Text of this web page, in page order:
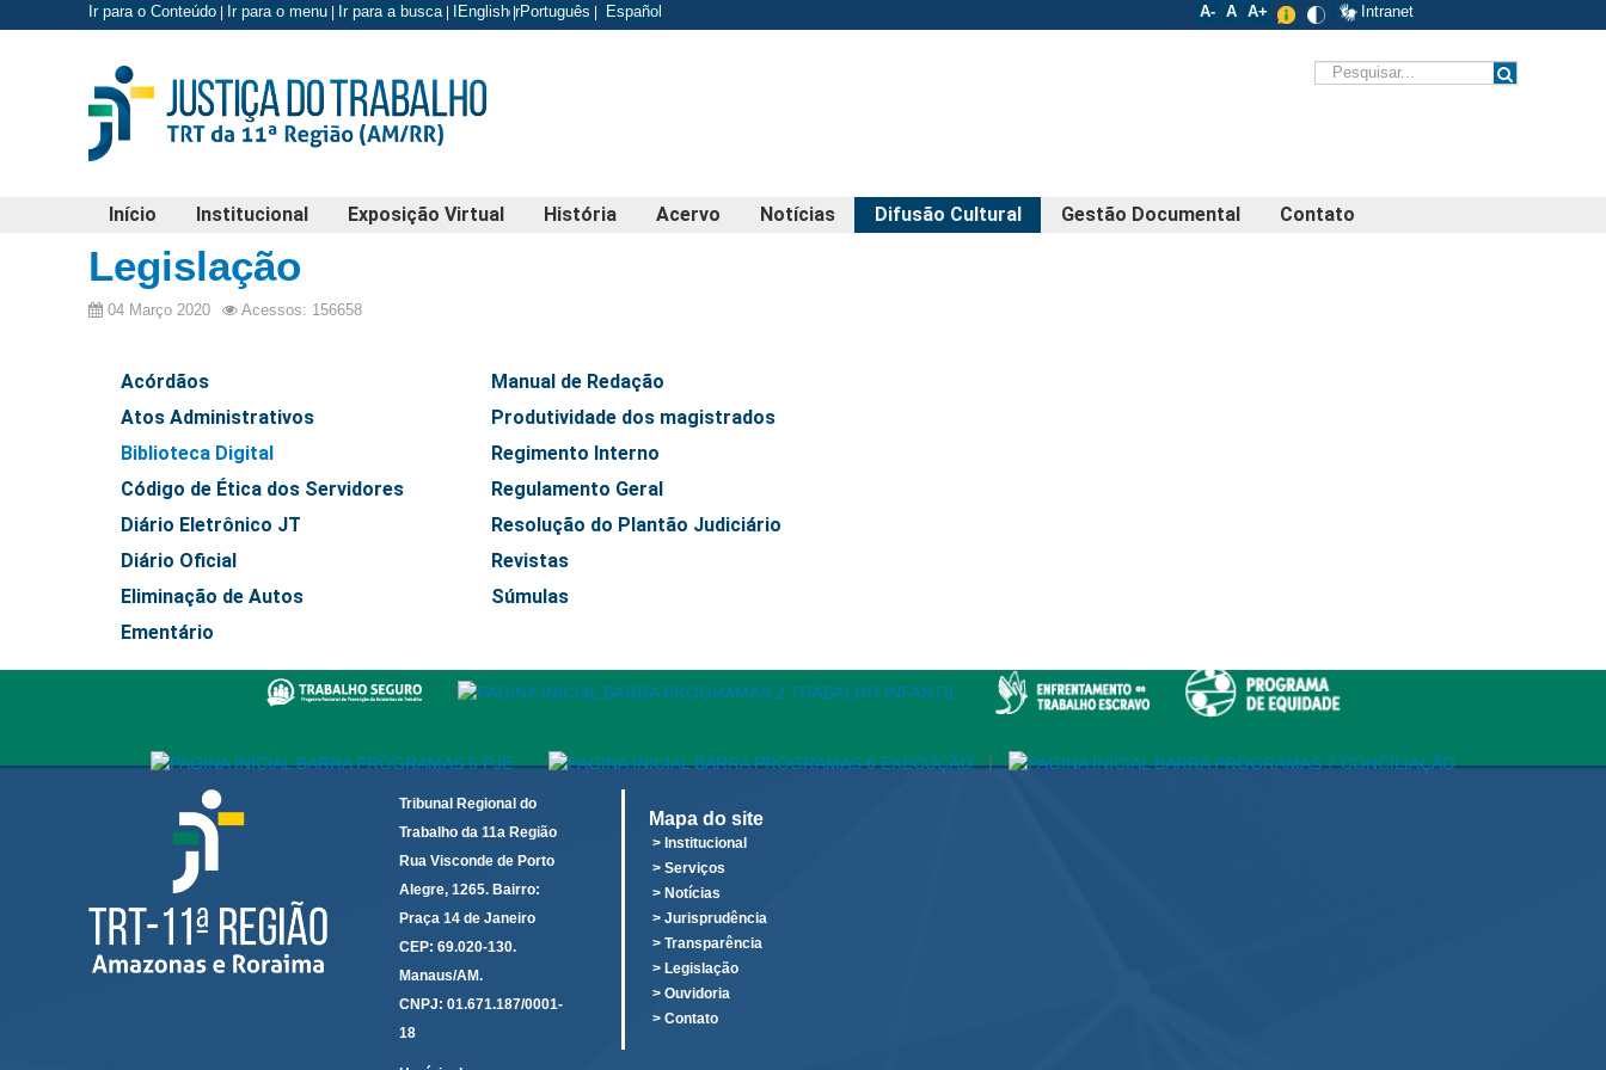
Ir para o Conteúdo Ir para o menu Ir para a busca| Ir para o rodapé
English|Português Español A- A A+ Intranet
Início Institucional Exposição Virtual História Acervo Notícias Difusão Cultural Gestão Documental Contato
Legislação
04 Março 2020 Acessos: 156658
Acórdãos
Atos Administrativos
Biblioteca Digital
Código de Ética dos Servidores
Diário Eletrônico JT
Diário Oficial
Eliminação de Autos
Ementário
Manual de Redação
Produtividade dos magistrados
Regimento Interno
Regulamento Geral
Resolução do Plantão Judiciário
Revistas
Súmulas
|
Tribunal Regional do
Trabalho da 11a Região
Rua Visconde de Porto
Alegre, 1265. Bairro:
Praça 14 de Janeiro
CEP: 69.020-130.
Manaus/AM.
CNPJ: 01.671.187/0001-
18
Mapa do site
> Institucional
> Serviços
> Notícias
> Jurisprudência
> Transparência
> Legislação
> Ouvidoria
> Contato